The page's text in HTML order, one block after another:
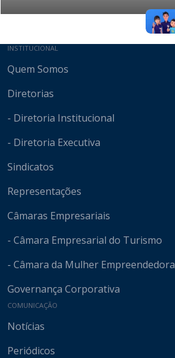
Mapa do site
INSTITUCIONAL
Quem Somos
Diretorias
- Diretoria Institucional
- Diretoria Executiva
Sindicatos
Representações
Câmaras Empresariais
- Câmara Empresarial do Turismo
- Câmara da Mulher Empreendedora
Governança Corporativa
COMUNICAÇÃO
Notícias
Periódicos